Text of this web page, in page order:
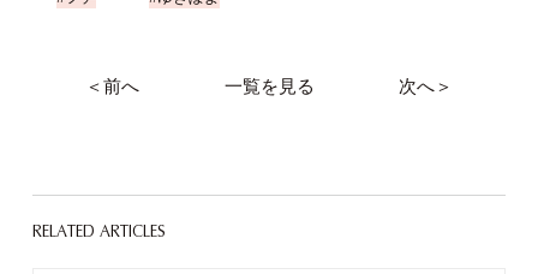
＜前へ 一覧を見る 次へ＞
RELATED ARTICLES